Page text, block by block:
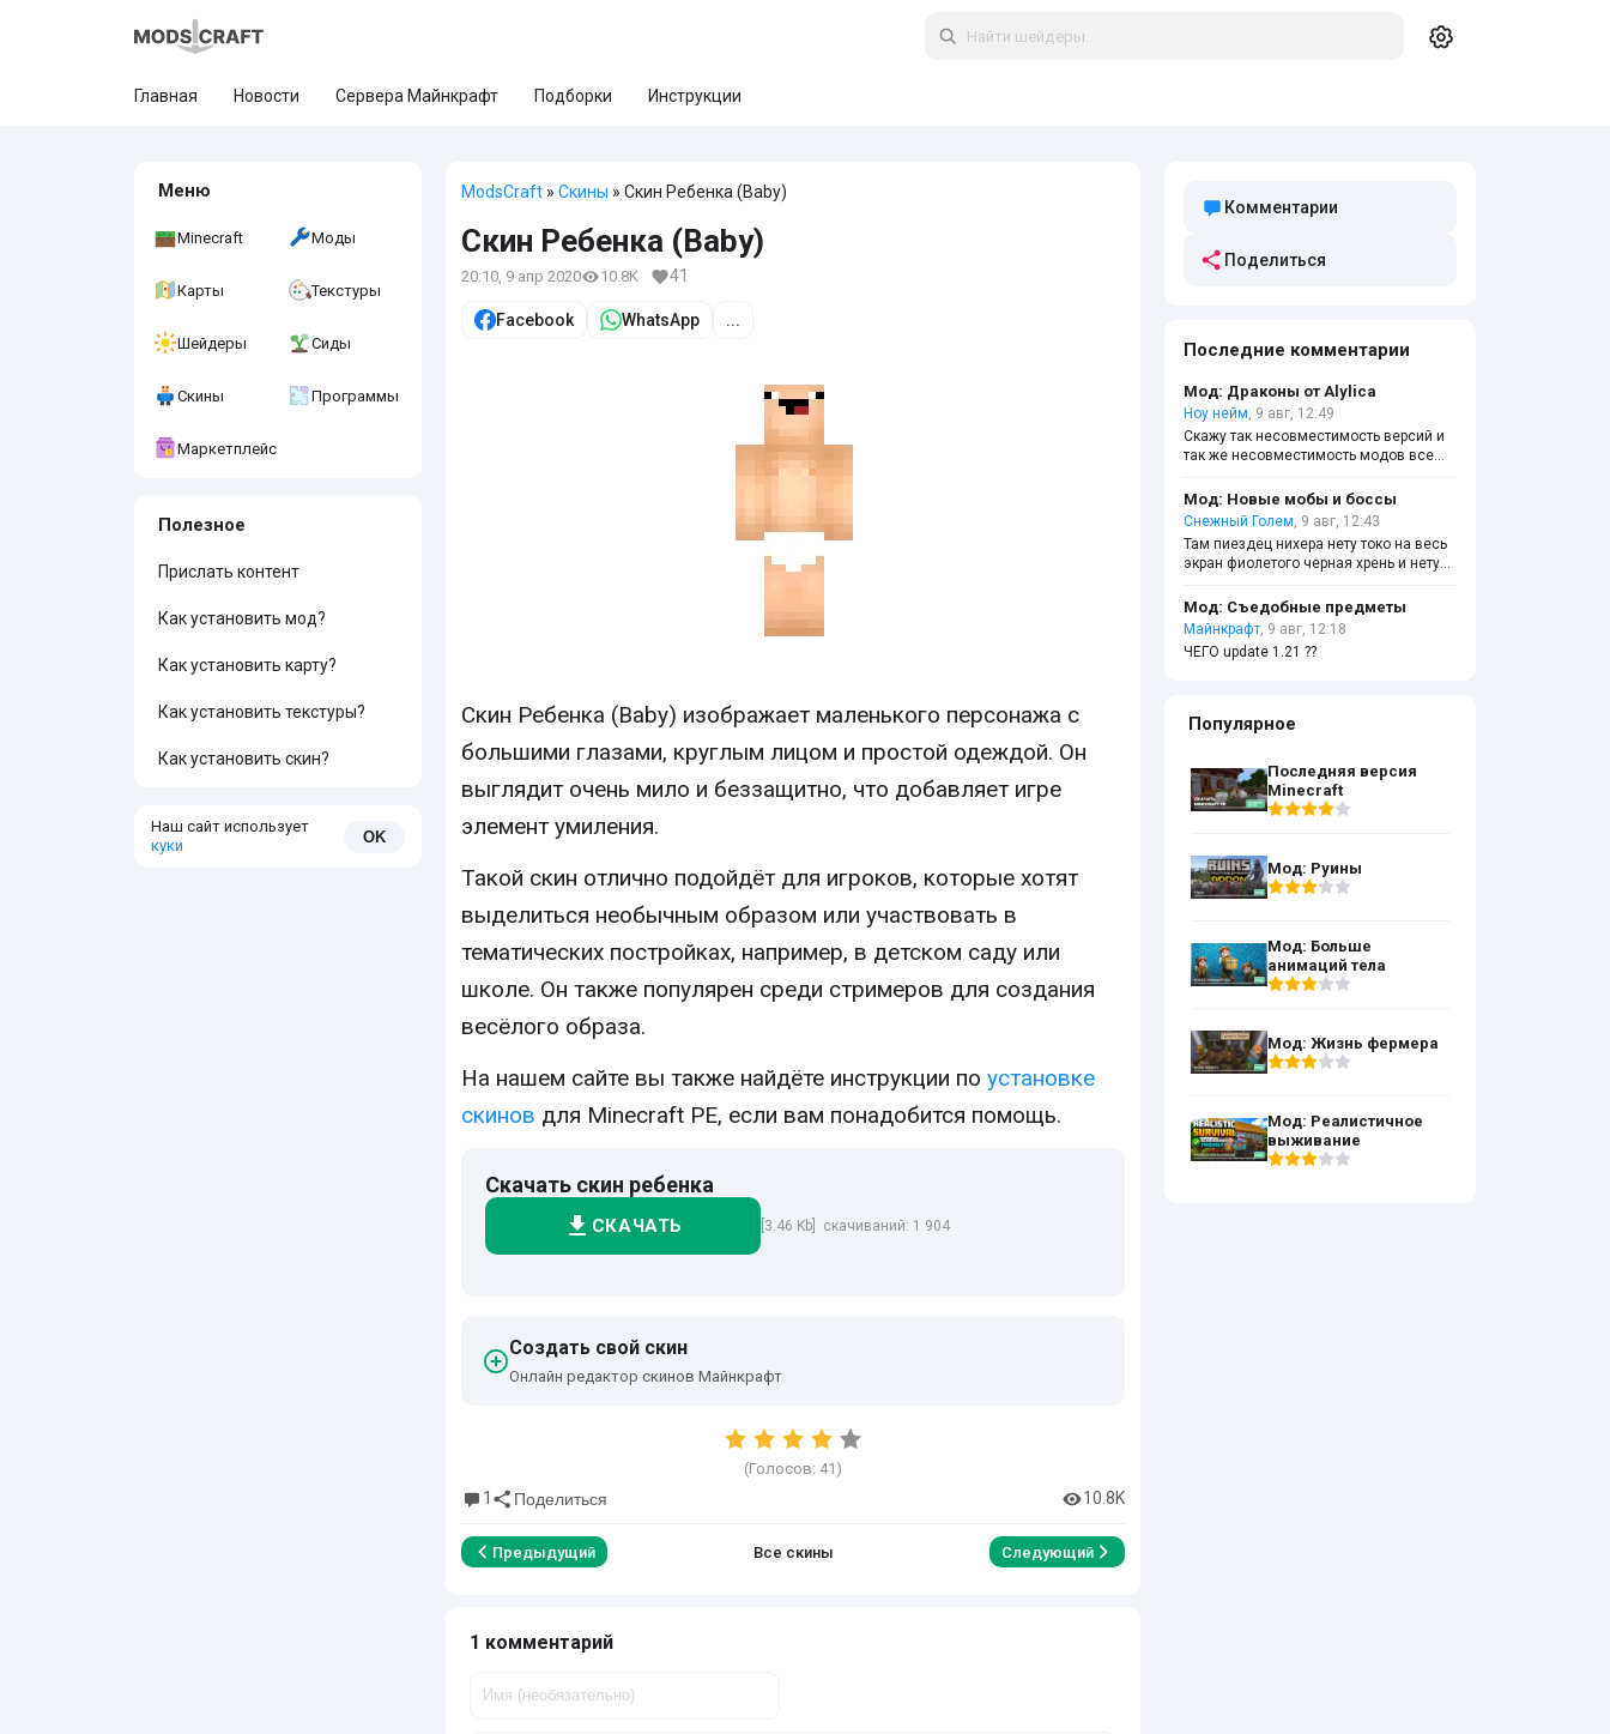
Главная Новости Сервера Майнкрафт Подборки Инструкции
Меню
Minecraft Моды
Карты Текстуры
Шейдеры Сиды
Скины Программы
Маркетплейс
Полезное
Прислать контент
Как установить мод?
Как установить карту?
Как установить текстуры?
Как установить скин?
Наш сайт использует
куки
OK
ModsCraft » Скины » Скин Ребенка (Baby)
Скин Ребенка (Baby)
20:10, 9 апр 2020 10.8K 41
Facebook WhatsApp ...
Скин Ребенка (Baby) изображает маленького персонажа с
большими глазами, круглым лицом и простой одеждой. Он
выглядит очень мило и беззащитно, что добавляет игре
элемент умиления.
Такой скин отлично подойдёт для игроков, которые хотят
выделиться необычным образом или участвовать в
тематических постройках, например, в детском саду или
школе. Он также популярен среди стримеров для создания
весёлого образа.
На нашем сайте вы также найдёте инструкции по установке
скинов для Minecraft PE, если вам понадобится помощь.
Скачать скин ребенка
СКАЧАТЬ [3.46 Kb] скачиваний: 1 904
Создать свой скин
Онлайн редактор скинов Майнкрафт
(Голосов: 41 )
1 Поделиться 10.8K
Предыдущий Все скины Следующий
1 комментарий
Комментарии
Поделиться
Последние комментарии
Мод: Драконы от Alylica
Ноу нейм, 9 авг, 12:49
Скажу так несовместимость версий и
так же несовместимость модов все
который совместит эти моды.
Мод: Новые мобы и боссы
Снежный Голем, 9 авг, 12:43
Там пиездец нихера нету токо на весь
экран фиолетого черная хрень и нету
голод появились ну вот как играть
Мод: Съедобные предметы
Майнкрафт, 9 авг, 12:18
ЧЕГО update 1.21 ??
Популярное
Последняя версия
Minecraft
Мод: Руины
Мод: Больше
анимаций тела
Мод: Жизнь фермера
Мод: Реалистичное
выживание